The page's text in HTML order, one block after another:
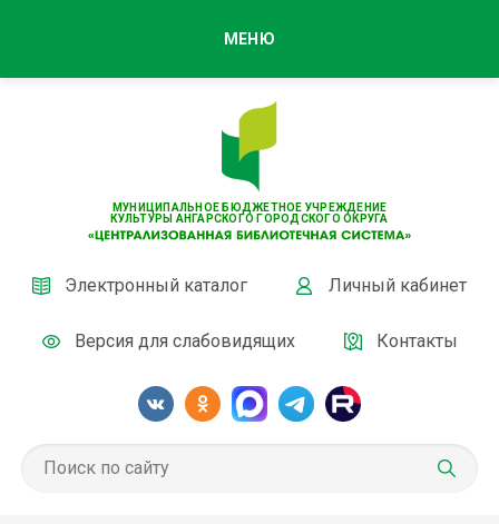
МУНИЦИПАЛЬНОЕ БЮДЖЕТНОЕ УЧРЕЖДЕНИЕ
КУЛЬТУРЫ АНГАРСКОГО ГОРОДСКОГО ОКРУГА
Электронный каталог Личный кабинет
Версия для слабовидящих Контакты
МЕНЮ